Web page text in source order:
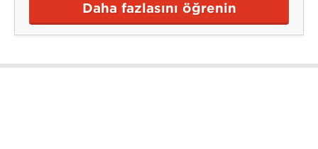
Daha fazlasını öğrenin